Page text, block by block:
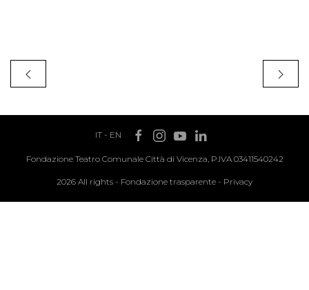
IT- EN
Fondazione Teatro Comunale Città di Vicenza, P.IVA 03411540242
2026 All rights - Fondazione trasparente - Privacy